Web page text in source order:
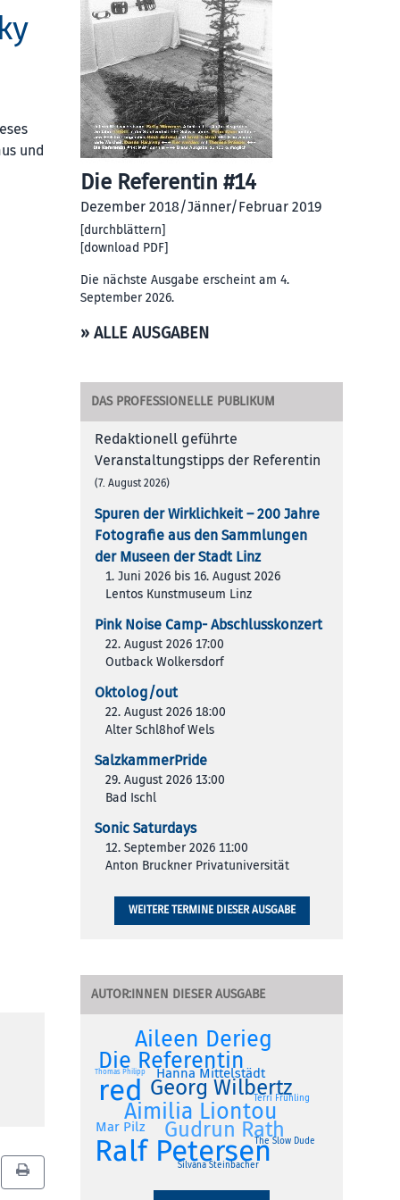
und
Die Referentin #14
Dezember 2018/Jänner/Februar 2019
[durchblättern]
[download PDF]
Die nächste Ausgabe erscheint am 4.
September 2026.
» ALLE AUSGABEN
DAS PROFESSIONELLE PUBLIKUM
Redaktionell geführte
Veranstaltungstipps der Referentin
(7. August 2026)
Spuren der Wirklichkeit – 200 Jah­re
Foto­gra­fie aus den Samm­lun­gen
der Muse­en der Stadt Linz
1. Juni 2026 bis 16. August 2026
Lentos Kunstmuseum Linz
Pink Noise Camp- Abschlusskonzert
22. August 2026 17:00
Outback Wolkersdorf
Oktolog/out
22. August 2026 18:00
Alter Schl8hof Wels
SalzkammerPride
29. August 2026 13:00
Bad Ischl
Sonic Saturdays
12. September 2026 11:00
Anton Bruckner Privatuniversität
WEITERE TERMINE DIESER AUSGABE
AUTOR:INNEN DIESER AUSGABE
Ralf Petersen
red
Aileen Derieg
Aimilia Liontou
Die Referentin
Georg Wilbertz
Gudrun Rath
Hanna Mittelstädt
Mar Pilz
Silvana Steinbacher
Terri Frühling
The Slow Dude
Thomas Philipp